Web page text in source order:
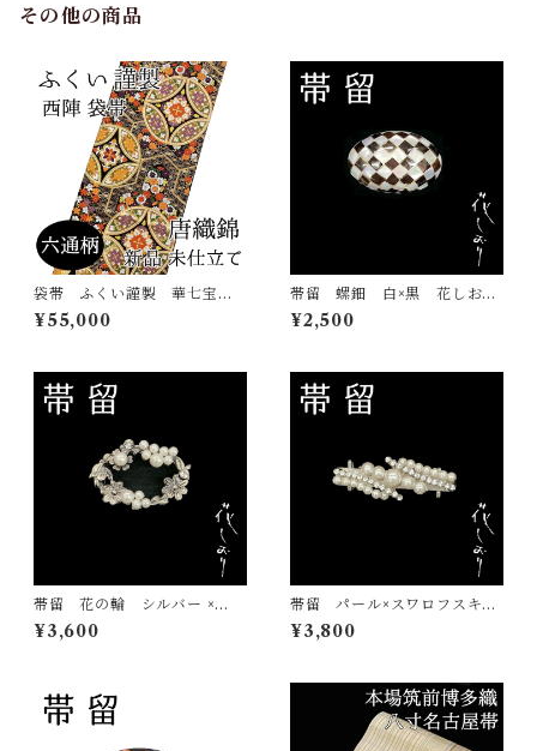
その他の商品
袋帯 ふくい謹製 華七宝
毘沙門亀甲 六通柄 唐織
錦 西陣 正絹 日本製 未
¥55,000
帯留 螺鈿 白×黒 花しお
り 大原商店 帯飾り 日本
製 和装小物
¥2,500
帯留 花の輪 シルバー ×
白 花しおり 大原商店 帯
飾り 日本製 和装小物
¥3,600
帯留 パール×スワロフスキ
ー 花しおり 大原商店 帯
飾り 日本製
¥3,800